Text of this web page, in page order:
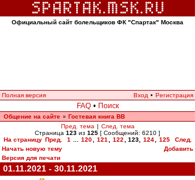
Официальный сайт болельщиков ФК "Спартак" Москва
Полная версия Вход • Регистрация
FAQ • Поиск
Общение на сайте » Гостевая книга ВВ
Пред. тема | След. тема
Страница 123 из 125 [ Сообщений: 6210 ]
На страницу Пред. 1 120 121 122 123, 124 125
След.
Начать новую тему
Добавить
Версия для печати
01.11.2021 - 30.11.2021